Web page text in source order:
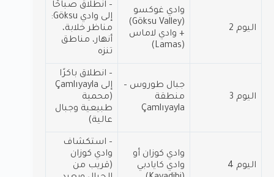
اليوم 2
وادي غوكسو
(Göksu Valley)
+ وادي لاماس
(Lamas)
– انطلاق صباحًا
إلى وادي Göksu:
مناظر خلابة،
أنهار، مناطق
تنزه
اليوم 3
جبال طوروس –
منطقة
Çamlıyayla
– انطلاق باكرًا
إلى Çamlıyayla
(محمية
طبيعية وجبال
عالية)
اليوم 4
وادي كوزان أو
وادي كايادبي
– استكشاف
وادي كوزان
(قريب من